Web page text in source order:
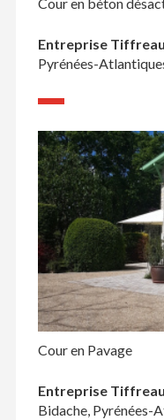
Cour en béton
Entreprise Tiffreau
Pyrénées-
Cour en Pavage
Entreprise Tiffreau
Bidache, Pyrénées-